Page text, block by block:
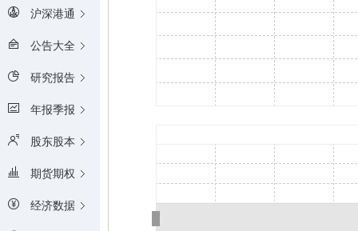
沪深港通
公告大全
研究报告
年报季报
股东股本
期货期权
经济数据